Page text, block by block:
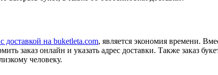
доставкой на buketleta.com, является экономия времени.
заказ онлайн и указать адрес доставки. Также заказ
человеку.